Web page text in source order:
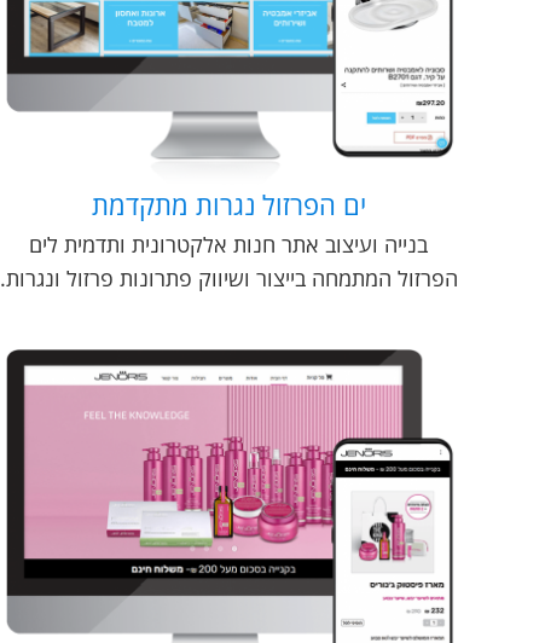
ים הפרזול נגרות מתקדמת
בנייה ועיצוב אתר חנות אלקטרונית ותדמית לים
הפרזול המתמחה בייצור ושיווק פתרונות פרזול ונגרות.